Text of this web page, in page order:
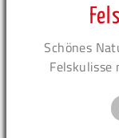
Schönes
Felskulisse